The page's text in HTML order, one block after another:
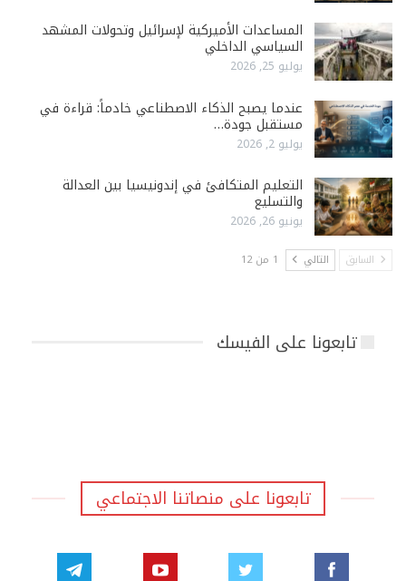
المساعدات الأميركية لإسرائيل وتحولات المشهد
السياسي الداخلي
يوليو 25, 2026
عندما يصبح الذكاء الاصطناعي خادماً: قراءة في
مستقبل جودة…
يوليو 2, 2026
التعليم المتكافئ في إندونيسيا بين العدالة
والتسليع
يونيو 26, 2026
السابق التالي 1 من 12
تابعونا على الفيسك
تابعونا على منصاتنا الاجتماعي